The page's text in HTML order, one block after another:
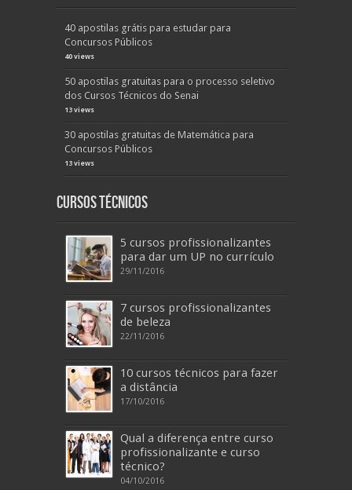
40 apostilas grátis para estudar para
Concursos Públicos
40 views
50 apostilas gratuitas para o processo seletivo
dos Cursos Técnicos do Senai
13 views
30 apostilas gratuitas de Matemática para
Concursos Públicos
13 views
Cursos Técnicos
5 cursos profissionalizantes
para dar um UP no currículo
29/11/2016
7 cursos profissionalizantes
de beleza
22/11/2016
10 cursos técnicos para fazer
a distância
17/10/2016
Qual a diferença entre curso
profissionalizante e curso
técnico?
04/10/2016